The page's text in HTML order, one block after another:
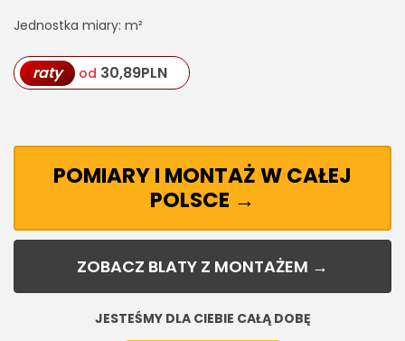
Jednostka miary: m²
raty od 30,89PLN
POMIARY I MONTAŻ W CAŁEJ
POLSCE →
ZOBACZ BLATY Z MONTAŻEM →
JESTEŚMY DLA CIEBIE CAŁĄ DOBĘ